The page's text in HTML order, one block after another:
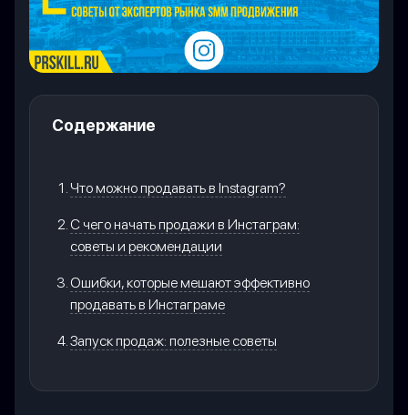
Содержание
Что можно продавать в Instagram?
С чего начать продажи в Инстаграм:
советы и рекомендации
Ошибки, которые мешают эффективно
продавать в Инстаграме
Запуск продаж: полезные советы